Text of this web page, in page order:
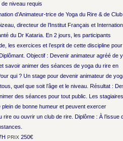
de niveau requis
d’Animateur-trice de Yoga du Rire & de
directeur de l’Institut Français et
du Dr Kataria. En 2 jours, les participants
les exercices et l’esprit de cette discipline pour
Objectif : Devenir animateur agréé de
savoir animer des séances de yoga du rire en
qui ? Un stage pour devenir animateur de
quel que soit l’âge et le niveau. Résultat :
des séances pour tout public. Les stagiaires
plein de bonne humeur et peuvent exercer
rire ou ouvrir un club de rire. Diplôme : À
PRIX 250€